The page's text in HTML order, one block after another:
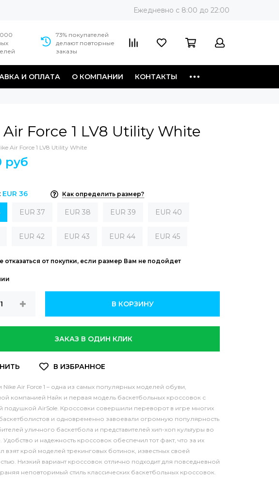
Ежедневно c 8:00 до 22:00
73% покупателей
делают повторные
заказы
И ОПЛАТА О КОМПАНИИ КОНТАКТЫ
Air Force 1 LV8 Utility White
Air Force 1 LV8 Utility White
руб
EUR 36 Как определить размер?
EUR 37 EUR 38 EUR 39 EUR 40
EUR 42 EUR 43 EUR 44 EUR 45
отказаться от покупки, если размер Вам не подойдет
В КОРЗИНУ
ЗАКАЗ В ОДИН КЛИК
Nike Air Force 1 – одна из самых популярных моделей обуви,
компанией Найк и первая модель баскетбольных кроссовок с
подушкой AirSole. Кроссовки совершили переворот в игре многих
и одновременно завоевали огромную популярность
уличного баскетбола и представителей хип-хоп культуры во
Удобство и надежность кроссовок обеспечил тот факт, что за их
взят крой моделей трекинговых ботинок, известных своей
Низкий вариант кроссовок отлично подходит для повседневной
неповторимый стиль классических баскетбольных кроссовок.